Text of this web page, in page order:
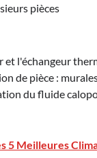
pièces
l'échangeur
de pièce :
du fluide
5 Meilleures